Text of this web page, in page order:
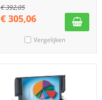
€392,05
€ 305,06
Vergelijken